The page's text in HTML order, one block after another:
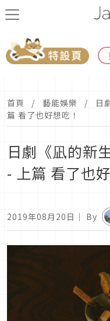
首頁 藝能娛樂
日
篇 看了也好想吃！
日劇《凪的新
- 上篇 看了也
2019年08月20日 ｜ By